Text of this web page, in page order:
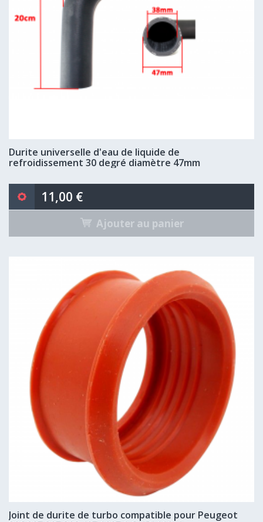
Durite universelle d'eau de liquide de
refroidissement 30 degré diamètre 47mm
11,00 €
Ajouter au panier
Joint de durite de turbo compatible pour Peugeot